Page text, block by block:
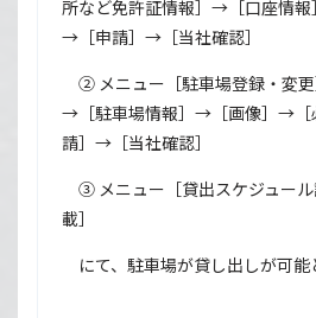
所など免許証情報］→［口座情報
→［申請］→［当社確認］
② メニュー［駐車場登録・変更
→［駐車場情報］→［画像］→［
請］→［当社確認］
③ メニュー［貸出スケジュー
載］
にて、駐車場が貸し出しが可能